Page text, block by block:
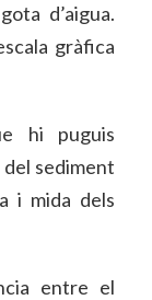
d’aigua.
gràfica
hi puguis
del sediment
i mida dels
entre el